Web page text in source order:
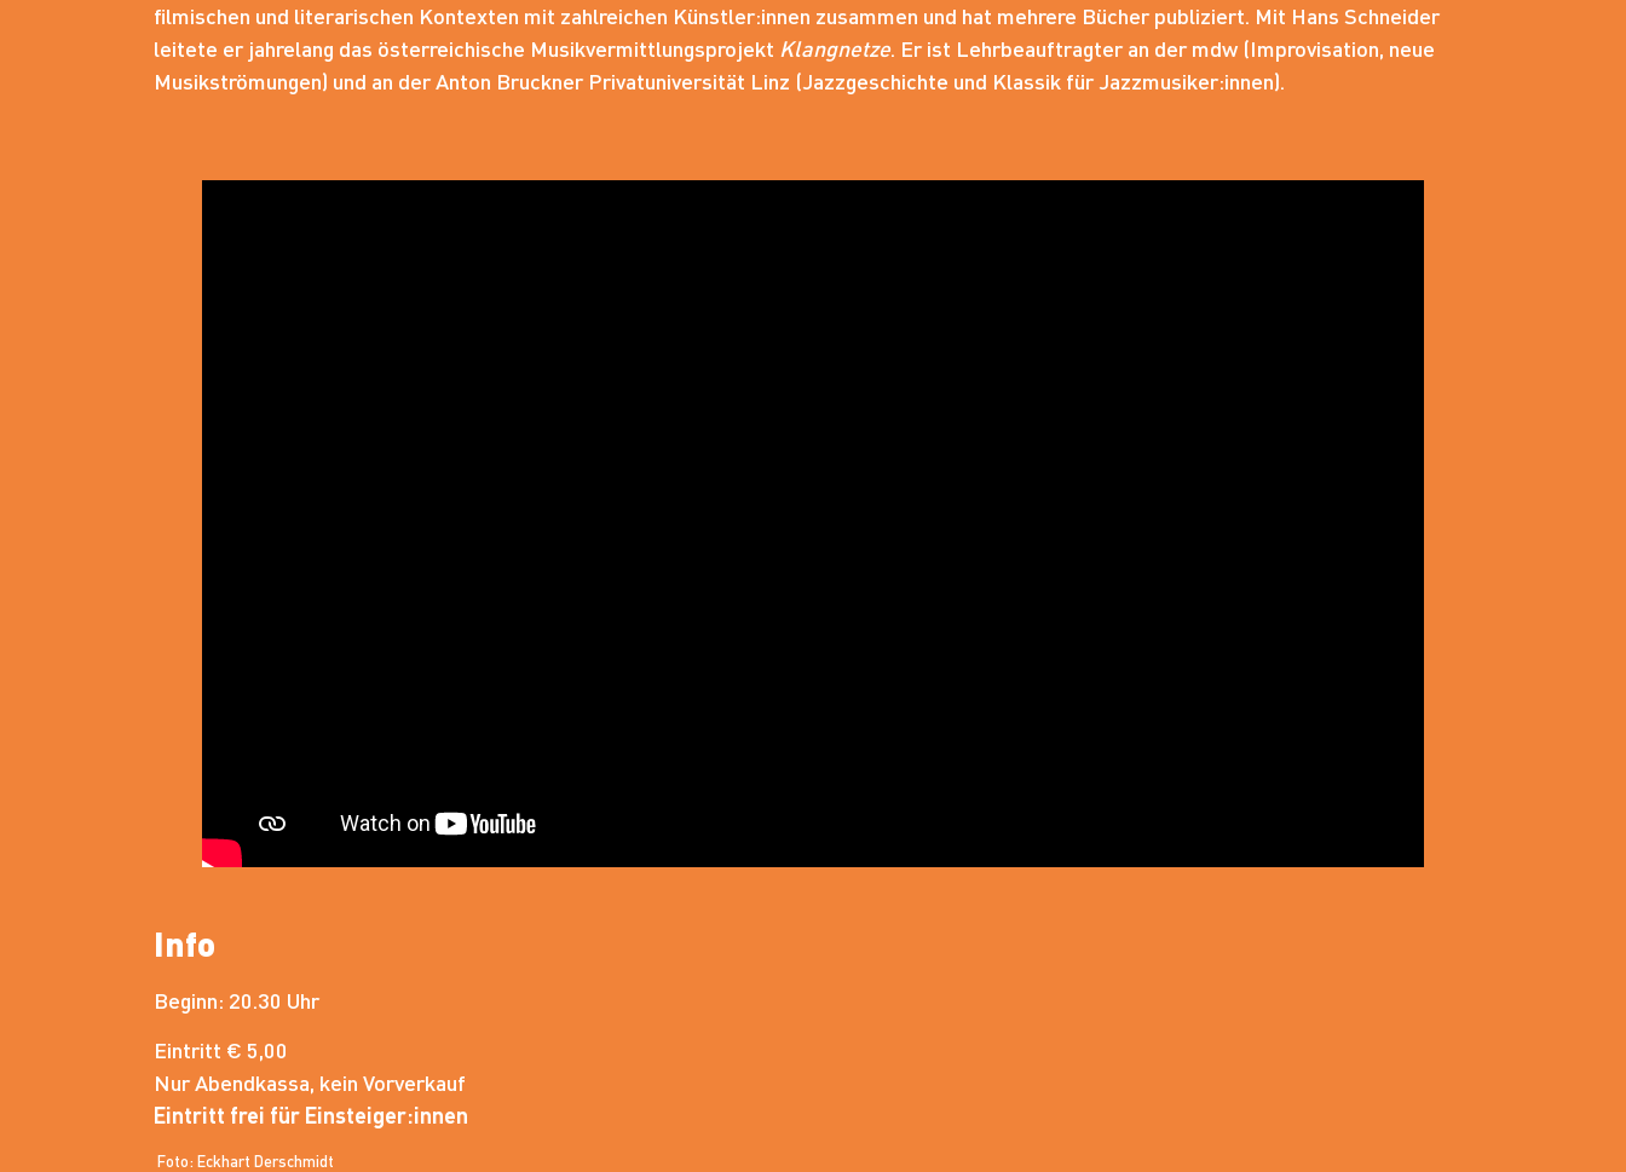
filmischen und literarischen Kontexten mit zahlreichen Künstler:innen zusammen und hat mehrere Bücher publiziert. Mit Hans Schneider
leitete er jahrelang das österreichische Musikvermittlungsprojekt Klangnetze. Er ist Lehrbeauftragter an der mdw (Improvisation, neue
Musikströmungen) und an der Anton Bruckner Privatuniversität Linz (Jazzgeschichte und Klassik für Jazzmusiker:innen).
Info
Beginn: 20.30 Uhr
Eintritt € 5,00
Nur Abendkassa, kein Vorverkauf
Eintritt frei für Einsteiger:innen
Foto: Eckhart Derschmidt